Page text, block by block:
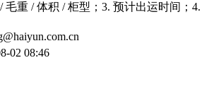
毛重 / 体积 / 柜型；3. 预计出运时间；4.
02 08:46